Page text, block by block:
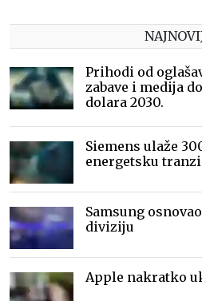
Prihodi od
zabave i medija
dolara 2030.
Siemens ulaže
energetsku
Samsung
diviziju
Apple nakratko